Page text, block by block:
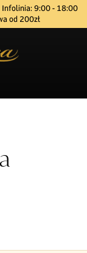
Infolinia: 9:00 - 18:00
od 200zł